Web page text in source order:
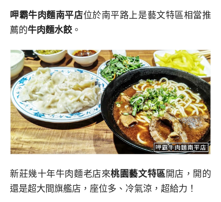
呷霸牛肉麵南平店位於南平路上是藝文特區相當推
薦的牛肉麵水餃 。
新莊幾十年牛肉麵老店來桃園藝文特區 開店，開的
還是超大間旗艦店，座位多、冷氣涼，超給力！